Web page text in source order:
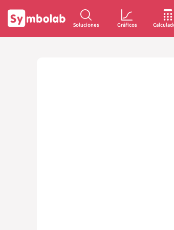
Soluciones Gráficos